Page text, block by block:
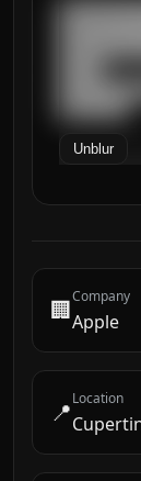
████████
Unblur
🏢Company
Apple
📍Location